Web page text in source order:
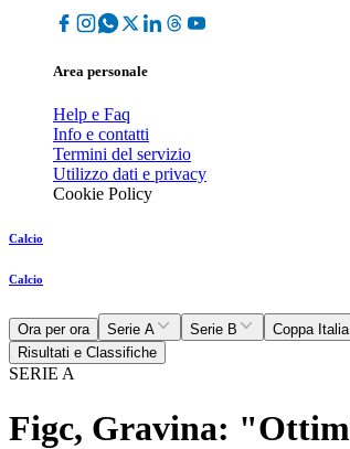
Area personale
Help e Faq
Info e contatti
Termini del servizio
Utilizzo dati e privacy
Cookie Policy
Calcio
Calcio
Ora per ora Serie A Serie B Coppa Italia
Risultati e Classifiche
SERIE A
Figc, Gravina: